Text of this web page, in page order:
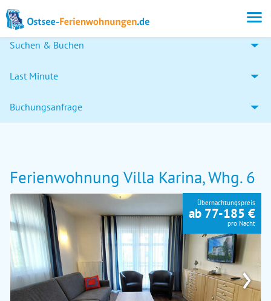
Suchen & Buchen
Last Minute
Buchungsanfrage
Ferienwohnung Villa Karina, Whg. 6
›
Übernachtungspreis
ab 77-185 €
pro Nacht